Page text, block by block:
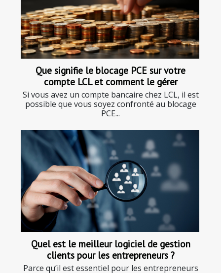
Que signifie le blocage PCE sur votre
compte LCL et comment le gérer
Si vous avez un compte bancaire chez LCL, il est
possible que vous soyez confronté au blocage
PCE...
Quel est le meilleur logiciel de gestion
clients pour les entrepreneurs ?
Parce qu’il est essentiel pour les entrepreneurs